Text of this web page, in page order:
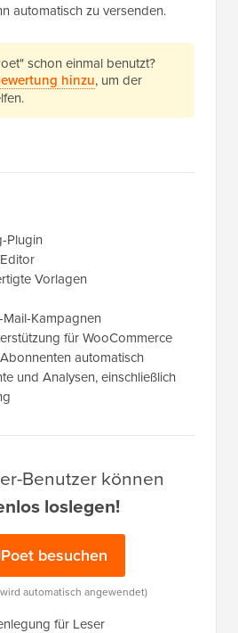
automatisch zu versenden.
schon einmal benutzt?
hinzu, um der
Plugin
Vorlagen
Kampagnen
für WooCommerce
automatisch
und Analysen, einschließlich
Benutzer können
loslegen!
besuchen
automatisch angewendet)
für Leser